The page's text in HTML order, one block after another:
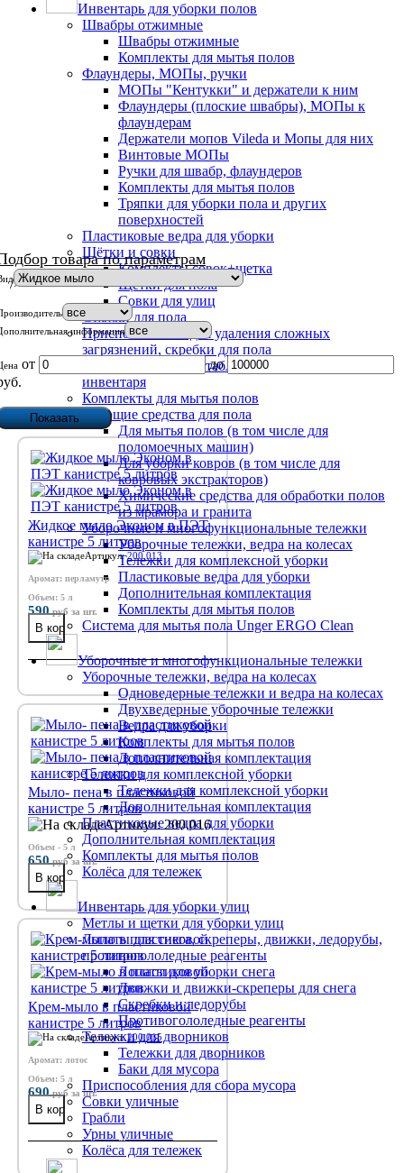
Инвентарь для уборки полов
Швабры отжимные
Швабры отжимные
Комплекты для мытья полов
Флаундеры, МОПы, ручки
МОПы "Кентукки" и держатели к ним
Флаундеры (плоские швабры), МОПы к
флаундерам
Держатели мопов Vileda и Мопы для них
Винтовые МОПы
Ручки для швабр, флаундеров
Комплекты для мытья полов
Тряпки для уборки пола и других
поверхностей
Пластиковые ведра для уборки
Щётки и совки
Комплекты совок+щетка
Щетки для пола
Совки для улиц
Стяжки для пола
Приспособления для удаления сложных
загрязнений, скребки для пола
Предупреждающие таблички и знаки, держатели
инвентаря
Комплекты для мытья полов
Моющие средства для пола
Для мытья полов (в том числе для
поломоечных машин)
Для уборки ковров (в том числе для
ковровых экстракторов)
Химические средства для обработки полов
из мрамора и гранита
Уборочные и многофункциональные тележки
Уборочные тележки, ведра на колесах
Тележки для комплексной уборки
Пластиковые ведра для уборки
Дополнительная комплектация
Комплекты для мытья полов
Система для мытья пола Unger ERGO Clean
Уборочные и многофункциональные тележки
Уборочные тележки, ведра на колесах
Одноведерные тележки и ведра на колесах
Двухведерные уборочные тележки
Ведра для уборки
Комплекты для мытья полов
Дополнительная комплектация
Тележки для комплексной уборки
Тележки для комплексной уборки
Дополнительная комплектация
Пластиковые ведра для уборки
Дополнительная комплектация
Комплекты для мытья полов
Колёса для тележек
Инвентарь для уборки улиц
Метлы и щетки для уборки улиц
Лопаты для снега, скреперы, движки, ледорубы,
противогололедные реагенты
Лопаты для уборки снега
Движки и движки-скреперы для снега
Скребки и ледорубы
Противогололедные реагенты
Тележки для дворников
Тележки для дворников
Баки для мусора
Приспособления для сбора мусора
Совки уличные
Грабли
Урны уличные
Колёса для тележек
/>
товара по параметрам
информация
от
до
Жидкое мыло Эконом в ПЭТ
канистре 5 литров
Артикул:200.013
Аромат: перламутр
Объем: 5 л
590руб за шт.
Мыло- пена в пластиковой
канистре 5 литров
Артикул: 200.016
Объем - 5 л
650рубза шт.
Крем-мыло в пластиковой
канистре 5 литров
Артикул:200.015
Аромат: лотос
Объем: 5 л
690рубза шт.